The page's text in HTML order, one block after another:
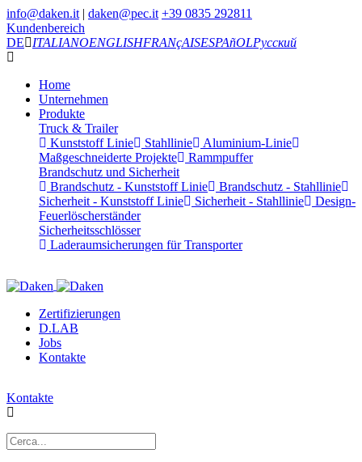
info@daken.it | daken@pec.it +39 0835 292811
Kundenbereich
DE
ITALIANOENGLISHFRANçAISESPAñOLРусский
Home
Unternehmen
Produkte
Truck & Trailer
Kunststoff Linie
Stahllinie
Aluminium-Linie
Maßgeschneiderte Projekte
Rammpuffer
Brandschutz und Sicherheit
Brandschutz - Kunststoff Linie
Brandschutz - Stahllinie
Sicherheit - Kunststoff Linie
Sicherheit - Stahllinie
Design-
Feuerlöscherständer
Sicherheitsschlösser
Laderaumsicherungen für Transporter
Zertifizierungen
D.LAB
Jobs
Kontakte
Kontakte